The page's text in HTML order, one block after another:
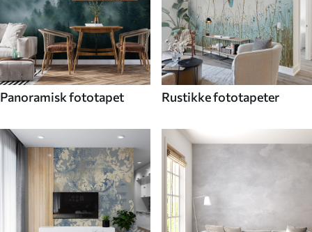
Panoramisk fototapet Rustikke fototapeter